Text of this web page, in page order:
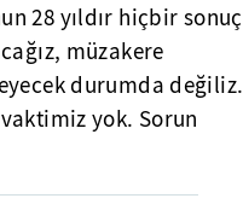
28 yıldır hiçbir sonuç
müzakere
durumda değiliz.
yok. Sorun